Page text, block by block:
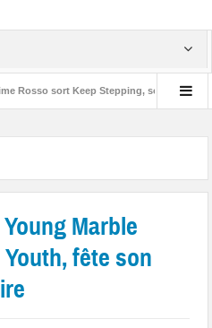
sort Keep Stepping, son nouvel EP
Marble
fête son